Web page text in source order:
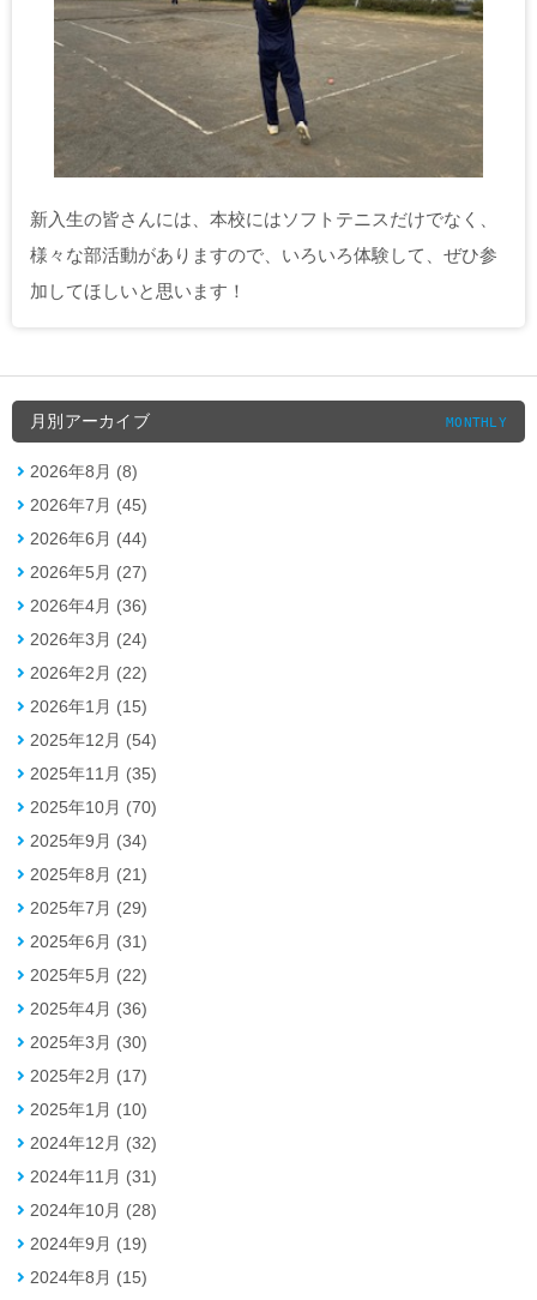
新入生の皆さんには、本校にはソフトテニスだけでなく、
様々な部活動がありますので、いろいろ体験して、ぜひ参
加してほしいと思います！
月別アーカイブ MONTHLY
2026年8月 (8)
2026年7月 (45)
2026年6月 (44)
2026年5月 (27)
2026年4月 (36)
2026年3月 (24)
2026年2月 (22)
2026年1月 (15)
2025年12月 (54)
2025年11月 (35)
2025年10月 (70)
2025年9月 (34)
2025年8月 (21)
2025年7月 (29)
2025年6月 (31)
2025年5月 (22)
2025年4月 (36)
2025年3月 (30)
2025年2月 (17)
2025年1月 (10)
2024年12月 (32)
2024年11月 (31)
2024年10月 (28)
2024年9月 (19)
2024年8月 (15)